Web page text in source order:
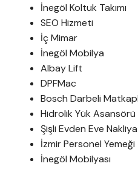
İnegöl Koltuk Takımı
SEO Hizmeti
İç Mimar
İnegöl Mobilya
Albay Lift
DPFMac
Bosch Darbeli
Hidrolik Yük Asansörü
Şişli Evden Eve
İzmir Personel Yemeği
İnegöl Mobilyası